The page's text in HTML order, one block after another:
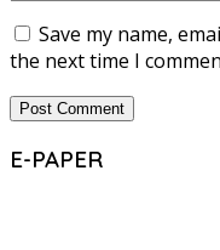
Save my name,
the next time I
E-PAPER